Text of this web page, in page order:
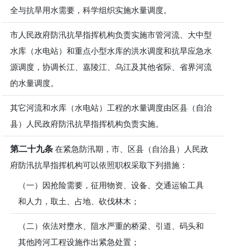
全与抗旱用水需要，科学组织实施水量调度。
市人民政府防汛抗旱指挥机构负责实施市管河流、大中型
水库（水电站）和重点小型水库的洪水调度和抗旱应急水
源调度，协调长江、嘉陵江、乌江及其他省际、省界河流
的水量调度。
其它河流和水库（水电站）工程的水量调度由区县（自治
县）人民政府防汛抗旱指挥机构负责实施。
第二十九条在紧急防汛期，市、区县（自治县）人民政
府防汛抗旱指挥机构可以依照职权采取下列措施：
（一）因抢险需要，征用物资、设备、交通运输工具
和人力，取土、占地、砍伐林木；
（二）依法对壅水、阻水严重的桥梁、引道、码头和
其他跨河工程设施作出紧急处置；